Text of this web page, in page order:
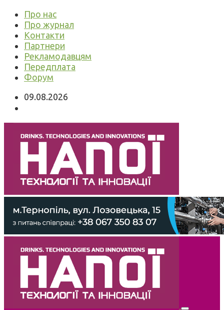
Про нас
Про журнал
Контакти
Партнери
Рекламодавцям
Передплата
Форум
09.08.2026